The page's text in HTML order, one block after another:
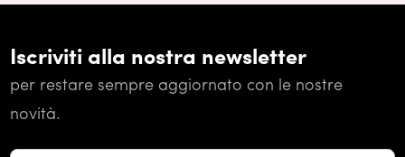
Iscriviti alla nostra newsletter
per restare sempre aggiornato con le nostre
novità.